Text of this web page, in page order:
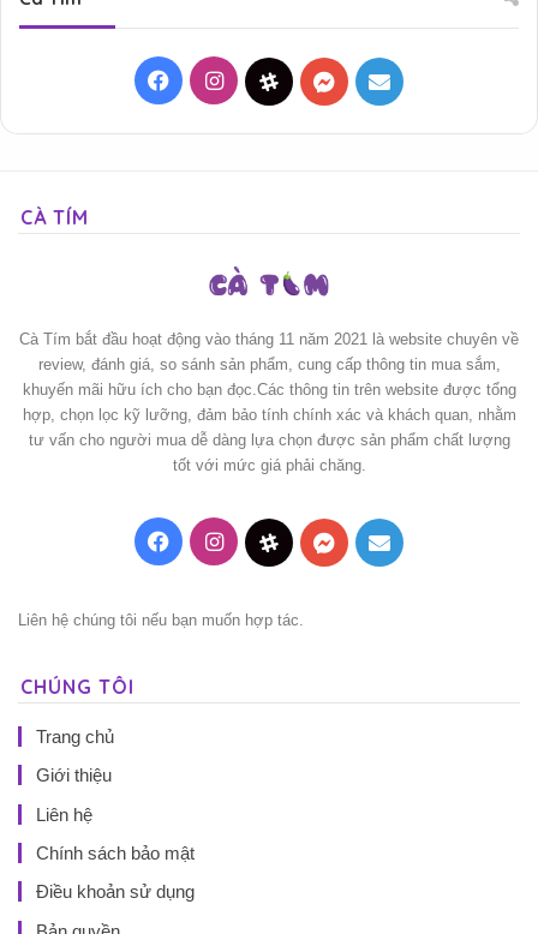
FacebookInstagramThreadsMessenger
Mail
CÀ TÍM
Cà Tím bắt đầu hoạt động vào tháng 11 năm 2021 là website chuyên về
review, đánh giá, so sánh sản phẩm, cung cấp thông tin mua sắm,
khuyến mãi hữu ích cho bạn đọc.Các thông tin trên website được tổng
hợp, chọn lọc kỹ lưỡng, đảm bảo tính chính xác và khách quan, nhằm
tư vấn cho người mua dễ dàng lựa chọn được sản phẩm chất lượng
tốt với mức giá phải chăng.
FacebookInstagramThreadsMessenger
Mail
Liên hệ chúng tôi nếu bạn muốn hợp tác.
CHÚNG TÔI
Trang chủ
Giới thiệu
Liên hệ
Chính sách bảo mật
Điều khoản sử dụng